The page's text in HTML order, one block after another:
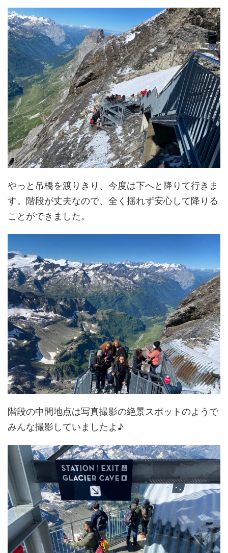
やっと吊橋を渡りきり、今度は下へと降りて行きま
す。階段が丈夫なので、全く揺れず安心して降りる
ことができました。
階段の中間地点は写真撮影の絶景スポットのようで
みんな撮影していましたよ♪